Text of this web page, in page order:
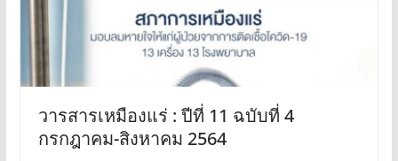
วารสารเหมืองแร่ : ปีที่ 11 ฉบับที่ 4
กรกฎาคม-สิงหาคม 2564